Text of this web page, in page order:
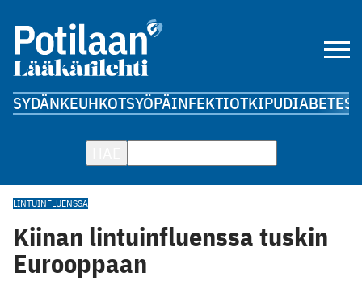
SYDÄNKEUHKOTSYÖPÄINFEKTIOTKIPUDIABETES
LINTUINFLUENSSA
Kiinan lintuinfluenssa tuskin
Eurooppaan